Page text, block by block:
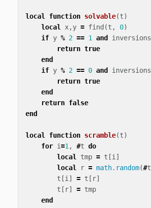
local function solvable(t)
local x,y = find (t , 0)
if y % 2 == 1 and inversions
return true
end
if y % 2 == 0 and inversions
return true
end
return false
end
local function scramble(t)
for i=1, #t do
local tmp = t [i]
local
r = math.random(#t
t [i] = t [ r]
t [ r] = tmp
end